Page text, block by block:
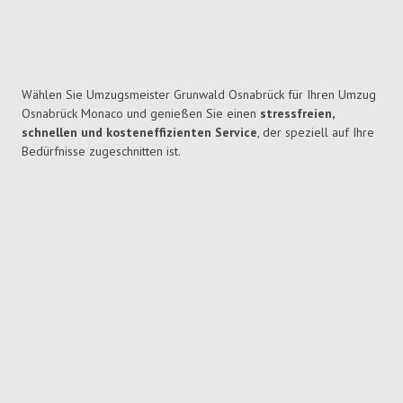
Wählen Sie Umzugsmeister Grunwald Osnabrück für Ihren Umzug
Osnabrück Monaco und genießen Sie einen stressfreien,
schnellen und kosteneffizienten Service, der speziell auf Ihre
Bedürfnisse zugeschnitten ist.